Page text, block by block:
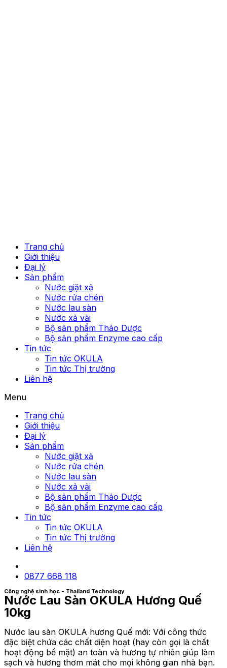
Trang chủ
Giới thiệu
Đại lý
Sản phẩm
Nước giặt xả
Nước rửa chén
Nước lau sàn
Nước xả vải
Bộ sản phẩm Thảo Dược
Bộ sản phẩm Enzyme cao cấp
Tin tức
Tin tức OKULA
Tin tức Thị trường
Liên hệ
Menu
Trang chủ
Giới thiệu
Đại lý
Sản phẩm
Nước giặt xả
Nước rửa chén
Nước lau sàn
Nước xả vải
Bộ sản phẩm Thảo Dược
Bộ sản phẩm Enzyme cao cấp
Tin tức
Tin tức OKULA
Tin tức Thị trường
Liên hệ
0877 668 118
Công nghệ sinh học - Thailand Technology
Nước Lau Sàn OKULA Hương Quế
10kg
Nước lau sàn OKULA hương Quế mới: Với công thức
đặc biệt chứa các chất diện hoạt (hay còn gọi là chất
hoạt động bề mặt) an toàn và hương tự nhiên giúp làm
sạch và hương thơm mát cho mọi không gian nhà bạn.